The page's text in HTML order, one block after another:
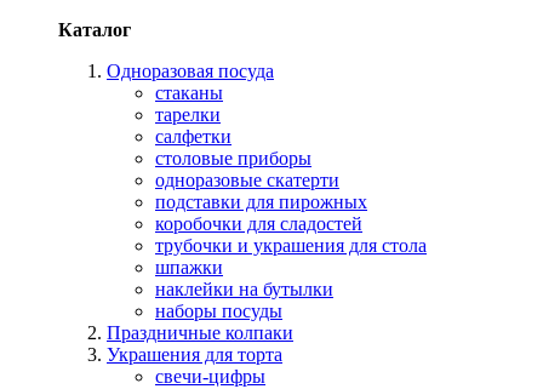
Каталог
Одноразовая посуда
стаканы
тарелки
салфетки
столовые приборы
одноразовые скатерти
подставки для пирожных
коробочки для сладостей
трубочки и украшения для стола
шпажки
наклейки на бутылки
наборы посуды
Праздничные колпаки
Украшения для торта
свечи-цифры